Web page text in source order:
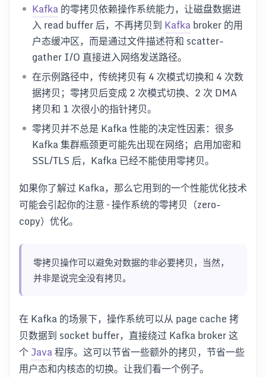
Kafka的零拷贝依赖操作系统能力，让磁盘数据进
入 read buffer 后，不再拷贝到 Kafkabroker 的用
户态缓冲区，而是通过文件描述符和 scatter-
gather I/O 直接进入网络发送路径。
在示例路径中，传统拷贝有 4 次模式切换和 4 次数
据拷贝；零拷贝后变成 2 次模式切换、2 次 DMA
拷贝和 1 次很小的指针拷贝。
零拷贝并不总是 Kafka 性能的决定性因素：很多
Kafka 集群瓶颈更可能先出现在网络；启用加密和
SSL/TLS 后，Kafka 已经不能使用零拷贝。
如果你了解过 Kafka，那么它用到的一个性能优化技术
可能会引起你的注意 – 操作系统的零拷贝（zero-
copy）优化。
零拷贝操作可以避免对数据的非必要拷贝，当然，
并非是说完全没有拷贝。
在 Kafka 的场景下，操作系统可以从 page cache 拷
贝数据到 socket buffer，直接绕过 Kafka broker 这
个Java程序。这可以节省一些额外的拷贝，节省一些
用户态和内核态的切换。让我们看一个例子。